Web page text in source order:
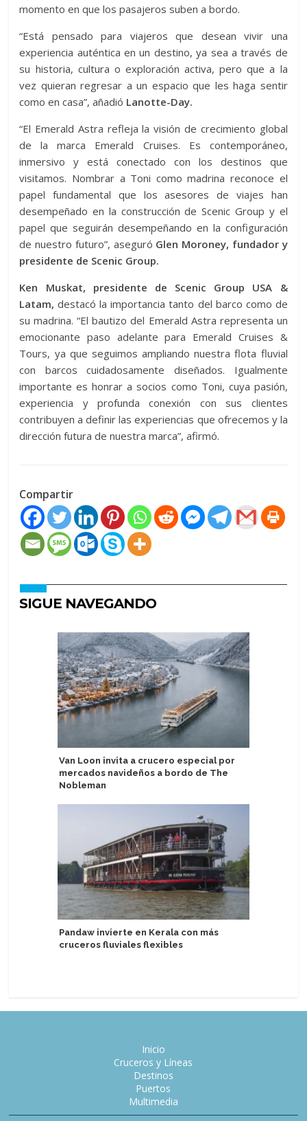
momento en que los pasajeros suben a bordo.
“Está pensado para viajeros que desean vivir una
experiencia auténtica en un destino, ya sea a través de
su historia, cultura o exploración activa, pero que a la
vez quieran regresar a un espacio que les haga sentir
como en casa”, añadió Lanotte-Day.
“El Emerald Astra refleja la visión de crecimiento global
de la marca Emerald Cruises. Es contemporáneo,
inmersivo y está conectado con los destinos que
visitamos. Nombrar a Toni como madrina reconoce el
papel fundamental que los asesores de viajes han
desempeñado en la construcción de Scenic Group y el
papel que seguirán desempeñando en la configuración
de nuestro futuro”, aseguró Glen Moroney, fundador y
presidente de Scenic Group.
Ken Muskat, presidente de Scenic Group USA &
Latam, destacó la importancia tanto del barco como de
su madrina. “El bautizo del Emerald Astra representa un
emocionante paso adelante para Emerald Cruises &
Tours, ya que seguimos ampliando nuestra flota fluvial
con barcos cuidadosamente diseñados. Igualmente
importante es honrar a socios como Toni, cuya pasión,
experiencia y profunda conexión con sus clientes
contribuyen a definir las experiencias que ofrecemos y la
dirección futura de nuestra marca”, afirmó.
Compartir
SIGUE NAVEGANDO
Van Loon invita a crucero especial por
mercados navideños a bordo de The
Nobleman
Pandaw invierte en Kerala con más
cruceros fluviales flexibles
Inicio
Cruceros y Líneas
Destinos
Puertos
Multimedia